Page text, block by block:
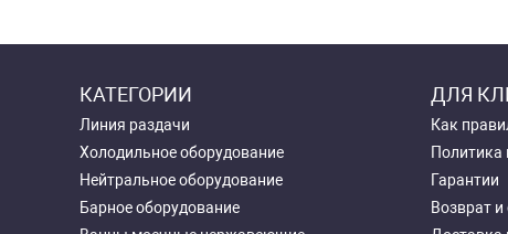
КАТЕГОРИИ
Линия раздачи
Холодильное оборудование
Нейтральное оборудование
Барное оборудование
ДЛЯ
Как
Политика
Гарантии
Возврат